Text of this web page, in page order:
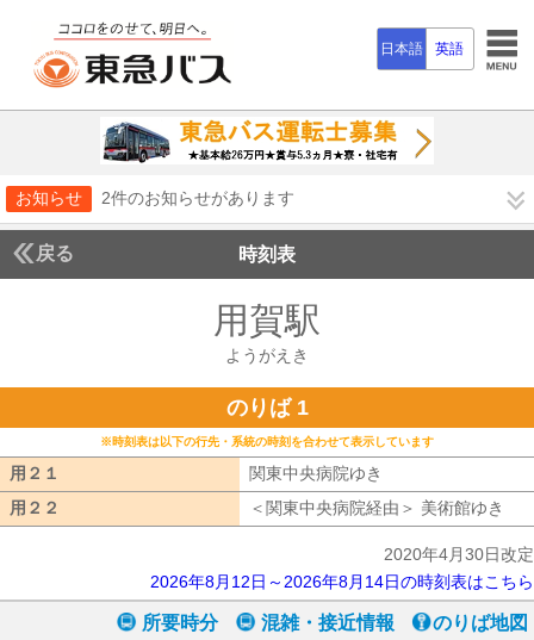
日本語 英語
お知らせ 2件のお知らせがあります
戻る 時刻表
用賀駅
ようがえき
のりば 1
※時刻表は以下の行先・系統の時刻を合わせて表示しています
用２１ 関東中央病院ゆき
用２２
＜関東中央病院経由＞ 美術館ゆき
2020年4月30日改定
2026年8月12日～2026年8月14日の時刻表はこちら
所要時分 混雑・接近情報 のりば地図